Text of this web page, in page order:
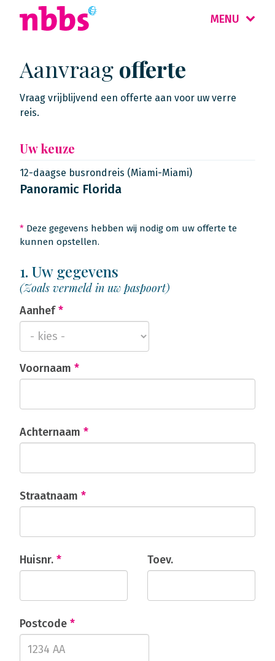
MENU
Aanvraag offerte
Vraag vrijblijvend een offerte aan voor uw verre
reis.
Uw keuze
12-daagse busrondreis (Miami-Miami)
Panoramic Florida
* Deze gegevens hebben wij nodig om uw offerte te
kunnen opstellen.
1. Uw gegevens
(Zoals vermeld in uw paspoort)
Aanhef*
Voornaam *
Achternaam *
Straatnaam *
Huisnr. * Toev.
Postcode *